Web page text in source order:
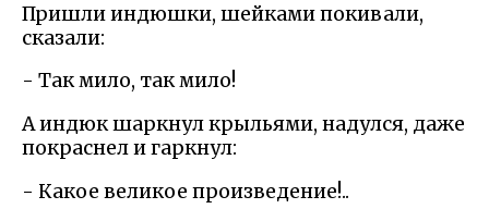
Пришли индюшки, шейками покивали,
сказали:
- Так мило, так мило!
А индюк шаркнул крыльями, надулся, даже
покраснел и гаркнул:
- Какое великое произведение!..